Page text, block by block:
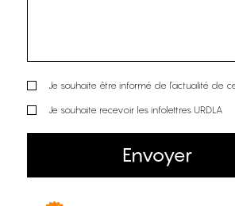
Je souhaite être informé de l’actualité de
Je souhaite recevoir les infolettres URDLA
Envoyer